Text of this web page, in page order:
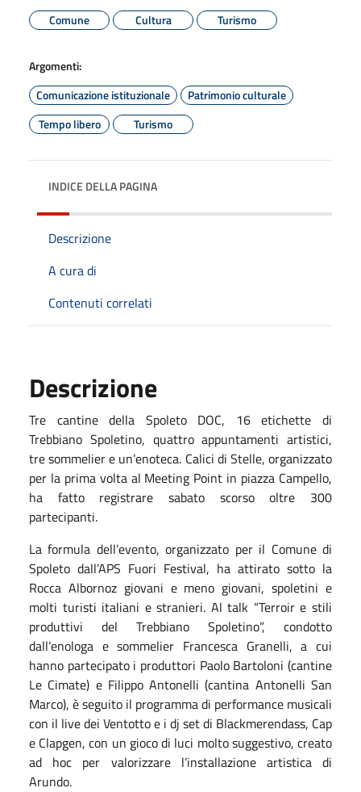
Comune
Cultura Turismo
Argomenti:
Comunicazione istituzionale
Patrimonio culturale
Tempo libero
Turismo
INDICE DELLA PAGINA
Descrizione
A cura di
Contenuti correlati
Descrizione
Tre cantine della Spoleto DOC, 16 etichette di
Trebbiano Spoletino, quattro appuntamenti artistici,
tre sommelier e un’enoteca. Calici di Stelle, organizzato
per la prima volta al Meeting Point in piazza Campello,
ha fatto registrare sabato scorso oltre 300
partecipanti.
La formula dell’evento, organizzato per il Comune di
Spoleto dall’APS Fuori Festival, ha attirato sotto la
Rocca Albornoz giovani e meno giovani, spoletini e
molti turisti italiani e stranieri. Al talk “Terroir e stili
produttivi del Trebbiano Spoletino”, condotto
dall’enologa e sommelier Francesca Granelli, a cui
hanno partecipato i produttori Paolo Bartoloni (cantine
Le Cimate) e Filippo Antonelli (cantina Antonelli San
Marco), è seguito il programma di performance musicali
con il live dei Ventotto e i dj set di Blackmerendass, Cap
e Clapgen, con un gioco di luci molto suggestivo, creato
ad hoc per valorizzare l’installazione artistica di
Arundo.